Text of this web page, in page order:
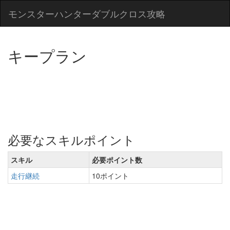
モンスターハンターダブルクロス攻略
キープラン
必要なスキルポイント
スキル
必要ポイント数
走行継続
10ポイント